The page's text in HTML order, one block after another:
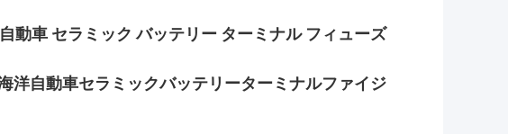
動車 セラミック バッテリー ターミナル フィューズ
洋自動車セラミックバッテリーターミナルファイジ